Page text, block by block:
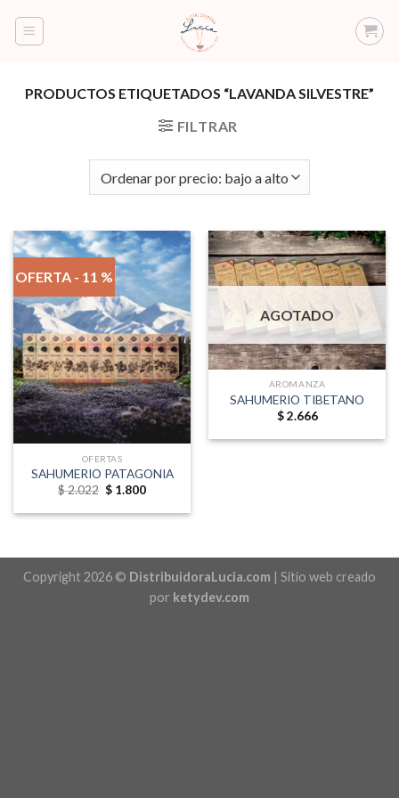
PRODUCTOS ETIQUETADOS “LAVANDA SILVESTRE”
FILTRAR
OFERTA - 11 %
OFERTAS
SAHUMERIO PATAGONIA
$2.022 Original
was:
$ 1.800Current
is:
AGOTADO
AROMANZA
SAHUMERIO TIBETANO
$2.666
Copyright 2026 © DistribuidoraLucia.com | Sitio web creado
por ketydev.com